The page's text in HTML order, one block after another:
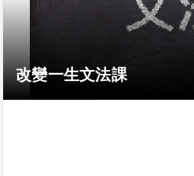
改變一生文法課